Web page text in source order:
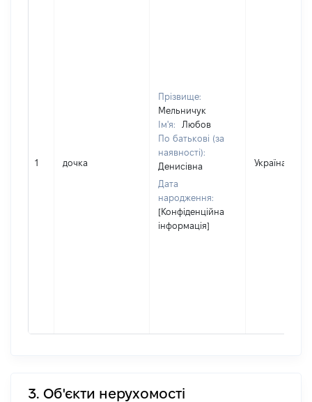
1 дочка
Прізвище:
Мельничук
Ім'я:
Любов
По батькові (за
наявності):
Денисівна
Дата
народження:
[Конфіденційна
інформація]
Україна
3. Об'єкти нерухомості